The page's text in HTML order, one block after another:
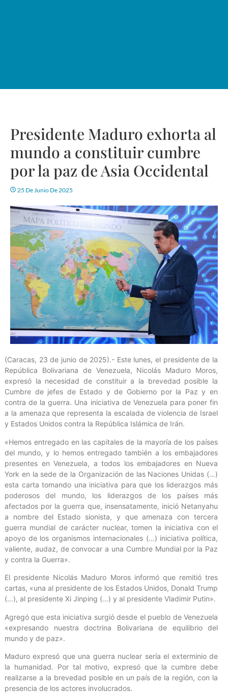
Presidente Maduro exhorta al
mundo a constituir cumbre
por la paz de Asia Occidental
25 De Junio De 2025
(Caracas, 23 de junio de 2025).- Este lunes, el presidente de la
República Bolivariana de Venezuela, Nicolás Maduro Moros,
expresó la necesidad de constituir a la brevedad posible la
Cumbre de jefes de Estado y de Gobierno por la Paz y en
contra de la guerra. Una iniciativa de Venezuela para poner fin
a la amenaza que representa la escalada de violencia de Israel
y Estados Unidos contra la República Islámica de Irán.
«Hemos entregado en las capitales de la mayoría de los países
del mundo, y lo hemos entregado también a los embajadores
presentes en Venezuela, a todos los embajadores en Nueva
York en la sede de la Organización de las Naciones Unidas (…)
esta carta tomando una iniciativa para que los liderazgos más
poderosos del mundo, los liderazgos de los países más
afectados por la guerra que, insensatamente, inició Netanyahu
a nombre del Estado sionista, y que amenaza con tercera
guerra mundial de carácter nuclear, tomen la iniciativa con el
apoyo de los organismos internacionales (…) iniciativa política,
valiente, audaz, de convocar a una Cumbre Mundial por la Paz
y contra la Guerra».
El presidente Nicolás Maduro Moros informó que remitió tres
cartas, «una al presidente de los Estados Unidos, Donald Trump
(…), al presidente Xi Jinping (…) y al presidente Vladimir Putin».
Agregó que esta iniciativa surgió desde el pueblo de Venezuela
«expresando nuestra doctrina Bolivariana de equilibrio del
mundo y de paz».
Maduro expresó que una guerra nuclear sería el exterminio de
la humanidad. Por tal motivo, expresó que la cumbre debe
realizarse a la brevedad posible en un país de la región, con la
presencia de los actores involucrados.